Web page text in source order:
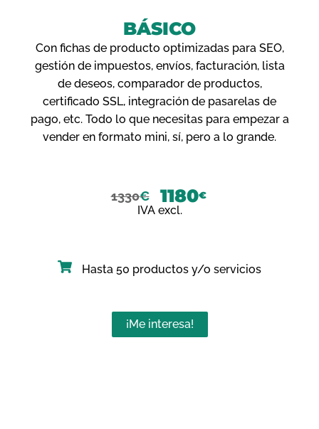
BÁSICO
Con fichas de producto optimizadas para SEO,
gestión de impuestos, envíos, facturación, lista
de deseos, comparador de productos,
certificado SSL, integración de pasarelas de
pago, etc. Todo lo que necesitas para empezar a
vender en formato mini, sí, pero a lo grande.
1330€ 1180€
IVA excl.
Hasta 50 productos y/o servicios
¡Me interesa!